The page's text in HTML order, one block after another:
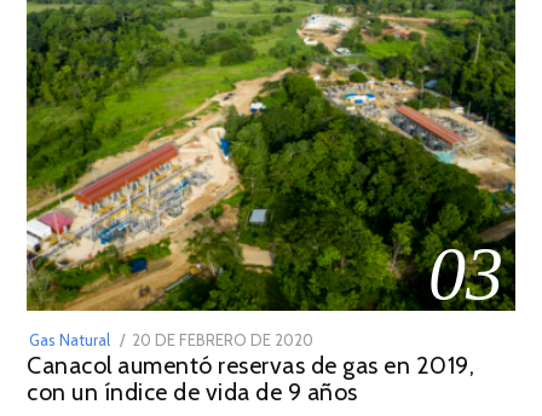
03
Gas Natural
POSTED
ON
20 DE FEBRERO DE 2020
DE
JULIO
Canacol aumentó reservas de gas en 2019,
con un índice de vida de 9 años